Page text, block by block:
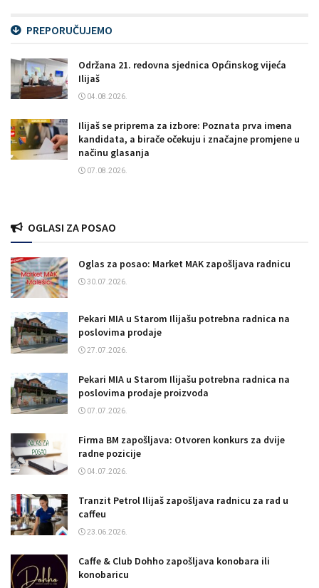
PREPORUČUJEMO
Održana 21. redovna sjednica Općinskog vijeća
Ilijaš
04.08.2026.
Ilijaš se priprema za izbore: Poznata prva imena
kandidata, a birače očekuju i značajne promjene u
načinu glasanja
07.08.2026.
OGLASI ZA POSAO
Oglas za posao: Market MAK zapošljava radnicu
30.07.2026.
Pekari MIA u Starom Ilijašu potrebna radnica na
poslovima prodaje
27.07.2026.
Pekari MIA u Starom Ilijašu potrebna radnica na
poslovima prodaje proizvoda
07.07.2026.
Firma BM zapošljava: Otvoren konkurs za dvije
radne pozicije
04.07.2026.
Tranzit Petrol Ilijaš zapošljava radnicu za rad u
caffeu
23.06.2026.
Caffe & Club Dohho zapošljava konobara ili
konobaricu